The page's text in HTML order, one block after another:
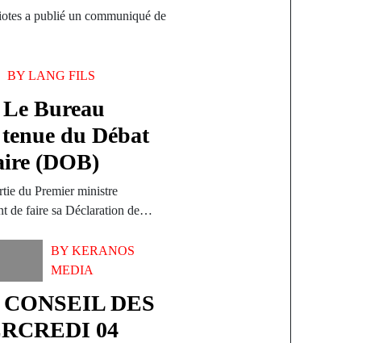
a publié un communiqué de
BYLANG FILS
Bureau
du Débat
(DOB)
du Premier ministre
de faire sa Déclaration de…
BY KERANOS
MEDIA
DES
04